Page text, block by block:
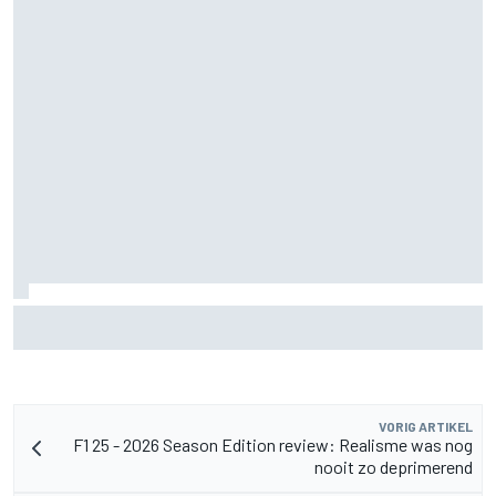
VORIG ARTIKEL
F1 25 - 2026 Season Edition review: Realisme was nog
nooit zo deprimerend